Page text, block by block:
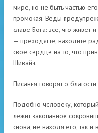
мире, но не быть частью
промокая. Веды
славе Бога: все, что живет
— преходяще, находите
свое сердце на то, что
Шивайя.
Писания говорят о благости
Подобно человеку,
лежит закопанное
снова, не находя его, так